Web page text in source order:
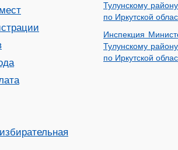
Тулунскому
по Иркутской
Инспекция
Тулунскому
по Иркутской